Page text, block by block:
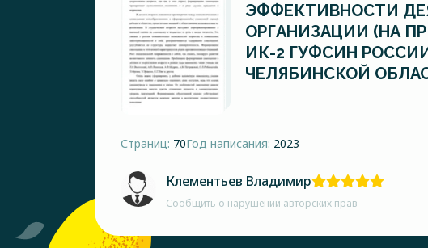
ЭФФЕКТИВНОСТИ
ОРГАНИЗАЦИИ (НА
ИК-2 ГУФСИН
ЧЕЛЯБИНСКОЙ
Страниц: 70Год написания: 2023
Клементьев Владимир
Сообщить о нарушении авторских прав